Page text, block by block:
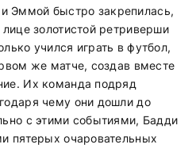
быстро закрепилась,
золотистой ретриверши
учился играть в футбол,
же матче, создав вместе
Их команда подряд
чему они дошли до
с этими событиями, Бадди
пятерых очаровательных